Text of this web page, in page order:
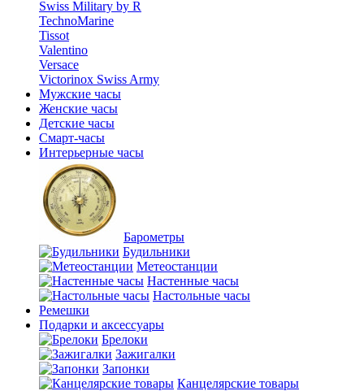
Swiss Military by R
TechnoMarine
Tissot
Valentino
Versace
Victorinox Swiss Army
Мужские часы
Женские часы
Детские часы
Смарт-часы
Интерьерные часы
Барометры
Будильники
Метеостанции
Настенные часы
Настольные часы
Ремешки
Подарки и аксессуары
Брелоки
Зажигалки
Запонки
Канцелярские товары